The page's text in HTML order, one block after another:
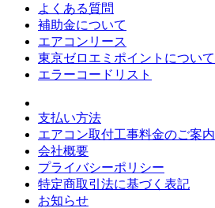
よくある質問
補助金について
エアコンリース
東京ゼロエミポイントについて
エラーコードリスト
支払い方法
エアコン取付工事料金のご案内
会社概要
プライバシーポリシー
特定商取引法に基づく表記
お知らせ